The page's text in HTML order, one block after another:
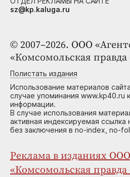
© 2007–2026. ООО
«Комсомольская правда
Полистать издания
Использование материалов
случае упоминания www.kp40.ru
информации.
В случае использования
активная индексируемая ссылка
без заключения в no-index, no-
Реклама в изданиях
«Комсомольская правда
sz@kp.kaluga.ru